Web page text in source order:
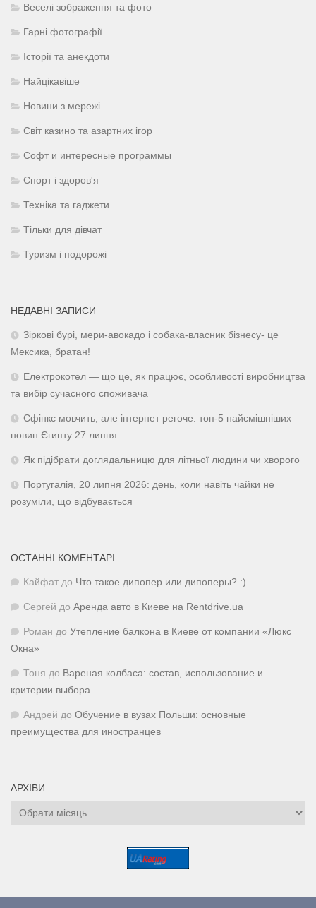
Веселі зображення та фото
Гарні фотографії
Історії та анекдоти
Найцікавіше
Новини з мережі
Світ казино та азартних ігор
Софт и интересные программы
Спорт і здоров'я
Техніка та гаджети
Тільки для дівчат
Туризм і подорожі
НЕДАВНІ ЗАПИСИ
Зіркові бурі, мери-авокадо і собака-власник бізнесу- це
Мексика, братан!
Електрокотел — що це, як працює, особливості виробництва
та вибір сучасного споживача
Сфінкс мовчить, але інтернет регоче: топ-5 найсмішніших
новин Єгипту 27 липня
Як підібрати доглядальницю для літньої людини чи хворого
Португалія, 20 липня 2026: день, коли навіть чайки не
розуміли, що відбувається
ОСТАННІ КОМЕНТАРІ
Кайфат до Что такое дипопер или дипоперы? :)
Сергей до Аренда авто в Киеве на Rentdrive.ua
Роман до Утепление балкона в Киеве от компании «Люкс
Окна»
Тоня до Вареная колбаса: состав, использование и
критерии выбора
Андрей до Обучение в вузах Польши: основные
преимущества для иностранцев
АРХІВИ
Архіви